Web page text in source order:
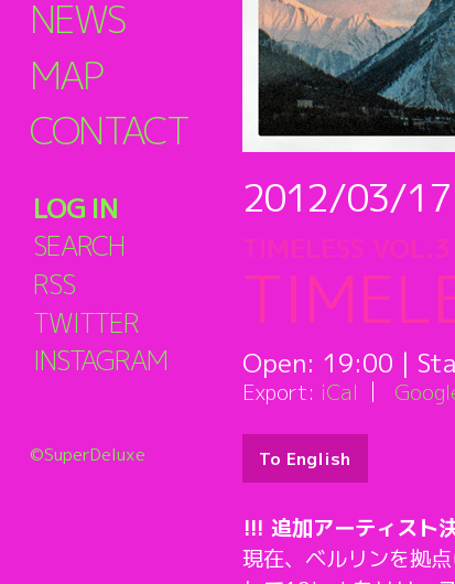
NEWS
MAP
CONTACT
LOG IN
SEARCH
RSS
TWITTER
INSTAGRAM
©SuperDeluxe
2012/03/17
TIMELESS VOL.3
Open: 19:00 |
Export: iCal
To English
!!! 追加アーティスト
現在、ベルリンを拠